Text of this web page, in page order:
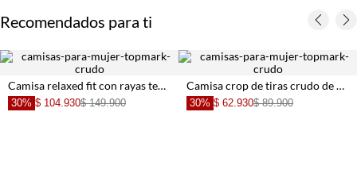
Recomendados para ti
Camisa relaxed fit con rayas texturizadas en poliéster crudo y camel para mujer
30% $ 104.930$ 149.900
Camisa crop de tiras crudo de ajuste cómodo para mujer
30% $ 62.930$ 89.900